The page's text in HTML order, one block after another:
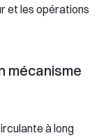
et les opérations
mécanisme
à long